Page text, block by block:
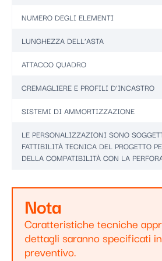
NUMERO DEGLI ELEMENTI
LUNGHEZZA DELL’ASTA
ATTACCO QUADRO
CREMAGLIERE E PROFILI D’INCASTRO
SISTEMI DI AMMORTIZZAZIONE
LE PERSONALIZZAZIONI SONO
FATTIBILITÀ TECNICA DEL PROGETTO
DELLA COMPATIBILITÀ CON LA
Nota
Caratteristiche tecniche
dettagli saranno specificati
preventivo.